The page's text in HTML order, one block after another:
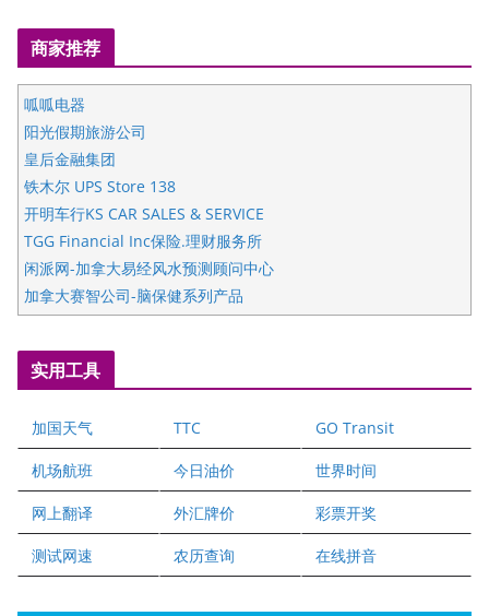
商家推荐
呱呱电器
阳光假期旅游公司
皇后金融集团
铁木尔 UPS Store 138
开明车行KS CAR SALES & SERVICE
TGG Financial Inc保险.理财服务所
闲派网-加拿大易经风水预测顾问中心
加拿大赛智公司-脑保健系列产品
国际注册执业营养师公会
爱德华连锁酒店万锦分店
健健宝公司
二十一世纪美联地产公司
全球趋势移民留学
盛达资本
实用工具
加国天气 TTC GO Transit
机场航班 今日油价 世界时间
网上翻译 外汇牌价 彩票开奖
测试网速 农历查询 在线拼音